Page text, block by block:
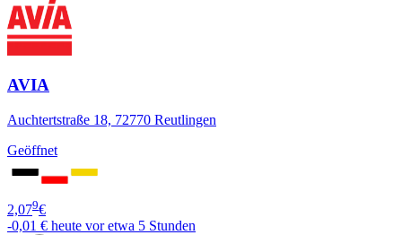
AVIA
Auchtertstraße 18, 72770 Reutlingen
Geöffnet
2,079€
-0,01 € heute vor etwa 5 Stunden